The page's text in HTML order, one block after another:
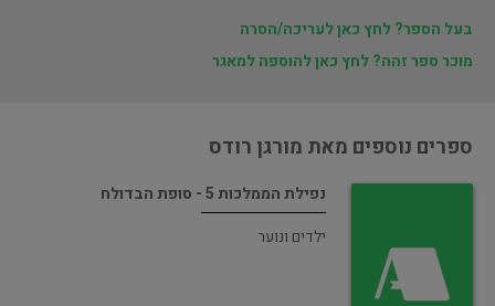
בעל הספר? לחץ כאן לעריכה/הסרה
מוכר ספר זהה? לחץ כאן להוספה למאגר
ספרים נוספים מאת מורגן רודס
נפילת הממלכות 5 - סופת הבדולח
ילדים ונוער